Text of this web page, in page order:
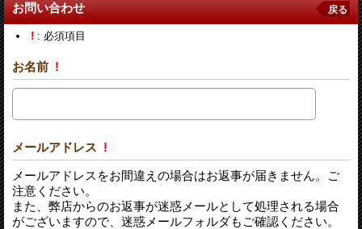
お問い合わせ 戻る
! : 必須項目
お名前 !
メールアドレス !
メールアドレスをお間違えの場合はお返事が届きません。ご
注意ください。
また、弊店からのお返事が迷惑メールとして処理される場合
がございますので、迷惑メールフォルダもご確認ください。